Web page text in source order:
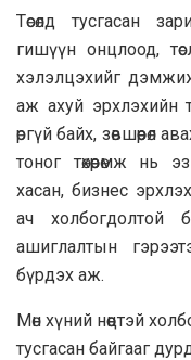
Төсөлд тусгасан
гишүүн онцлоод,
хэлэлцэхийг
аж ахуй эрхлэхийн
өргүй байх, зөвшөөрөл
тоног төхөөрөмж
хасан, бизнес
ач холбогдолтой
ашиглалтын
бүрдэх аж.
Мөн хүний нөөцтэй
тусгасан байгааг